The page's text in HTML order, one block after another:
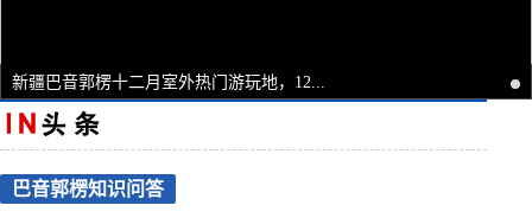
新疆巴音郭楞十二月室外热门游玩地，12...
巴音郭楞知识问答